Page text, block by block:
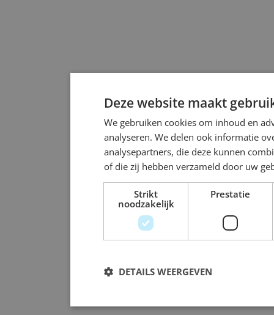
Deze website maakt
We gebruiken cookies om inhoud en
analyseren. We delen ook informatie
analysepartners, die deze kunnen
of die zij hebben verzameld door uw
Strikt
noodzakelijk
Prestatie
DETAILS WEERGEVEN